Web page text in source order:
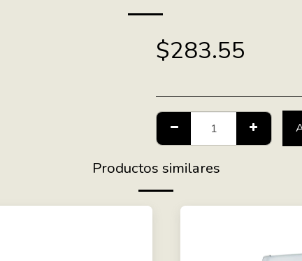
$283.55
Productos similares